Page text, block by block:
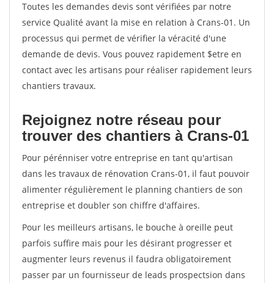
Toutes les demandes devis sont vérifiées par notre
service Qualité avant la mise en relation à Crans-01. Un
processus qui permet de vérifier la véracité d'une
demande de devis. Vous pouvez rapidement $etre en
contact avec les artisans pour réaliser rapidement leurs
chantiers travaux.
Rejoignez notre réseau pour
trouver des chantiers à Crans-01
Pour pérénniser votre entreprise en tant qu'artisan
dans les travaux de rénovation Crans-01, il faut pouvoir
alimenter régulièrement le planning chantiers de son
entreprise et doubler son chiffre d'affaires.
Pour les meilleurs artisans, le bouche à oreille peut
parfois suffire mais pour les désirant progresser et
augmenter leurs revenus il faudra obligatoirement
passer par un fournisseur de leads prospectsion dans